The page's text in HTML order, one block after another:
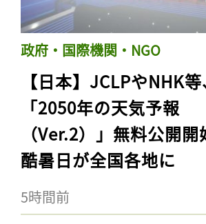
政府・国際機関・NGO
【日本】JCLPやNHK等
「2050年の天気予報
（Ver.2）」無料公開開
酷暑日が全国各地に
5時間前